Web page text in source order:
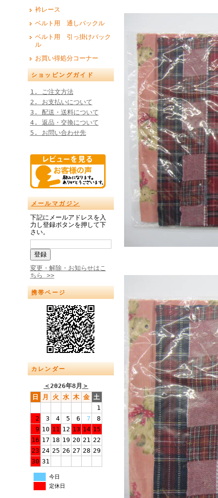
衿レース
ベルト用 通しバックル
ベルト用 引っ掛けバック
ル
お買い得処分コーナー
ショッピングガイド
1. ご注文方法
2. お支払いについて
3. 配送・送料について
4. 返品・交換について
5. お問い合わせ先
メールマガジン
下記にメールアドレスを入
力し登録ボタンを押して下
さい。
変更・解除・お知らせはこ
ちら >>
携帯ページ
カレンダー
＜2026年8月 ＞
日
月 火 水 木 金 土
1
2
3 4 5 6 7
8
9 10 11 12 13 14 15
16 17 18 19 20 21 22
23 24 25 26 27 28 29
30 31
今日
定休日